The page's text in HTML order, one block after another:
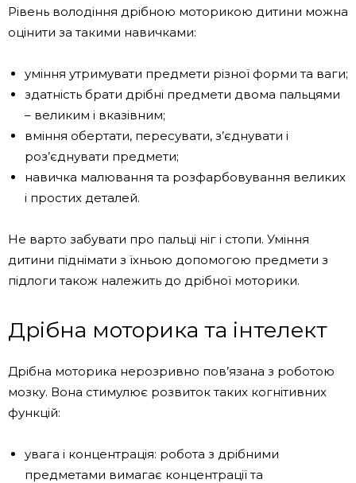
Рівень володіння дрібною моторикою дитини можна
оцінити за такими навичками:
уміння утримувати предмети різної форми та ваги;
здатність брати дрібні предмети двома пальцями
– великим і вказівним;
вміння обертати, пересувати, з’єднувати і
роз’єднувати предмети;
навичка малювання та розфарбовування великих
і простих деталей.
Не варто забувати про пальці ніг і стопи. Уміння
дитини піднімати з їхньою допомогою предмети з
підлоги також належить до дрібної моторики.
Дрібна моторика та інтелект
Дрібна моторика нерозривно пов’язана з роботою
мозку. Вона стимулює розвиток таких когнітивних
функцій:
увага і концентрація: робота з дрібними
предметами вимагає концентрації та